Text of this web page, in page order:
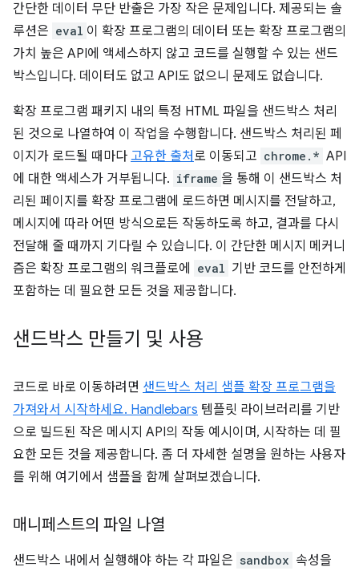
간단한 데이터 무단 반출은 가장 작은 문제입니다. 제공되는 솔
루션은 eval 이 확장 프로그램의 데이터 또는 확장 프로그램의
가치 높은 API에 액세스하지 않고 코드를 실행할 수 있는 샌드
박스입니다. 데이터도 없고 API도 없으니 문제도 없습니다.
확장 프로그램 패키지 내의 특정 HTML 파일을 샌드박스 처리
된 것으로 나열하여 이 작업을 수행합니다. 샌드박스 처리된 페
이지가 로드될 때마다 고유한 출처 로 이동되고 chrome.* API
에 대한 액세스가 거부됩니다. iframe 을 통해 이 샌드박스 처
리된 페이지를 확장 프로그램에 로드하면 메시지를 전달하고,
메시지에 따라 어떤 방식으로든 작동하도록 하고, 결과를 다시
전달해 줄 때까지 기다릴 수 있습니다. 이 간단한 메시지 메커니
즘은 확장 프로그램의 워크플로에
eval 기반 코드를 안전하게
포함하는 데 필요한 모든 것을 제공합니다.
샌드박스 만들기 및 사용
코드로 바로 이동하려면 샌드박스 처리 샘플 확장 프로그램을
가져와서 시작하세요. Handlebars 템플릿 라이브러리를 기반
으로 빌드된 작은 메시지 API의 작동 예시이며, 시작하는 데 필
요한 모든 것을 제공합니다. 좀 더 자세한 설명을 원하는 사용자
를 위해 여기에서 샘플을 함께 살펴보겠습니다.
매니페스트의 파일 나열
샌드박스 내에서 실행해야 하는 각 파일은 sandbox 속성을